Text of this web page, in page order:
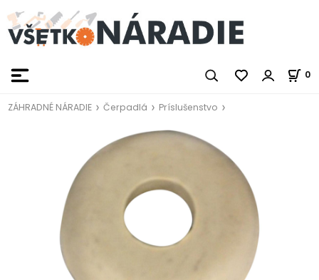
0
ZÁHRADNÉ NÁRADIE Čerpadlá Príslušenstvo